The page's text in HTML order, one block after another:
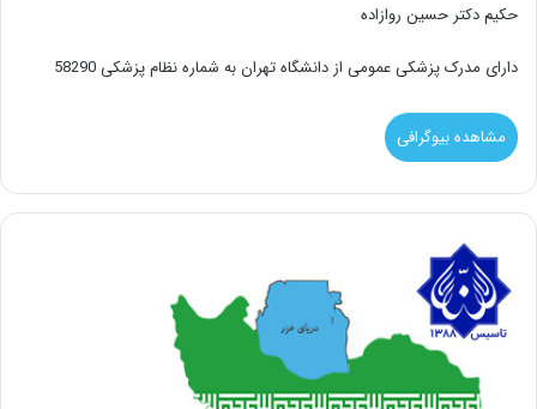
حکیم دکتر حسین روازاده
دارای مدرک پزشکی عمومی از دانشگاه تهران به شماره نظام پزشکی 58290
مشاهده بیوگرافی